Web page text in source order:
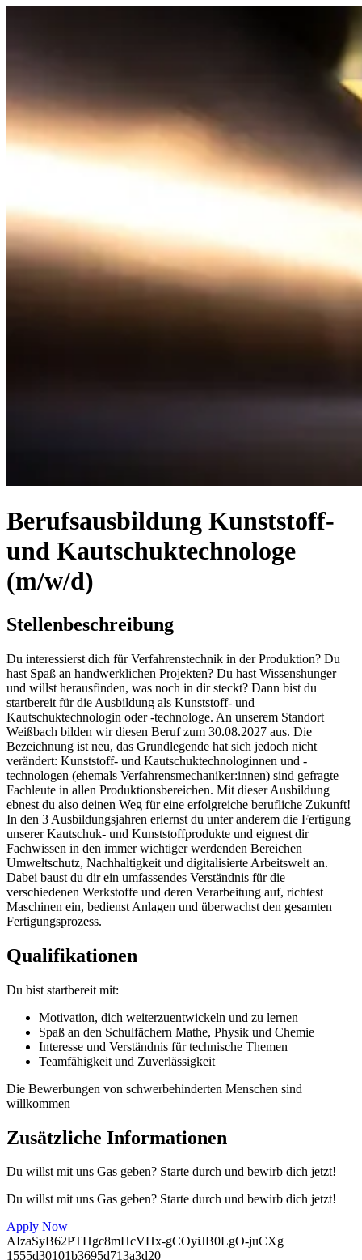
Berufsausbildung Kunststoff-
und Kautschuktechnologe
(m/w/d)
Stellenbeschreibung
Du interessierst dich für Verfahrenstechnik in der Produktion? Du
hast Spaß an handwerklichen Projekten? Du hast Wissenshunger
und willst herausfinden, was noch in dir steckt? Dann bist du
startbereit für die Ausbildung als Kunststoff- und
Kautschuktechnologin oder -technologe. An unserem Standort
Weißbach bilden wir diesen Beruf zum 30.08.2027 aus. Die
Bezeichnung ist neu, das Grundlegende hat sich jedoch nicht
verändert: Kunststoff- und Kautschuktechnologinnen und -
technologen (ehemals Verfahrensmechaniker:innen) sind gefragte
Fachleute in allen Produktionsbereichen. Mit dieser Ausbildung
ebnest du also deinen Weg für eine erfolgreiche berufliche Zukunft!
In den 3 Ausbildungsjahren erlernst du unter anderem die Fertigung
unserer Kautschuk- und Kunststoffprodukte und eignest dir
Fachwissen in den immer wichtiger werdenden Bereichen
Umweltschutz, Nachhaltigkeit und digitalisierte Arbeitswelt an.
Dabei baust du dir ein umfassendes Verständnis für die
verschiedenen Werkstoffe und deren Verarbeitung auf, richtest
Maschinen ein, bedienst Anlagen und überwachst den gesamten
Fertigungsprozess.
Qualifikationen
Du bist startbereit mit:
Motivation, dich weiterzuentwickeln und zu lernen
Spaß an den Schulfächern Mathe, Physik und Chemie
Interesse und Verständnis für technische Themen
Teamfähigkeit und Zuverlässigkeit
Die Bewerbungen von schwerbehinderten Menschen sind
willkommen
Zusätzliche Informationen
Du willst mit uns Gas geben? Starte durch und bewirb dich jetzt!
Du willst mit uns Gas geben? Starte durch und bewirb dich jetzt!
Apply Now
AIzaSyB62PTHgc8mHcVHx-gCOyiJB0LgO-juCXg
1555d30101b3695d713a3d20